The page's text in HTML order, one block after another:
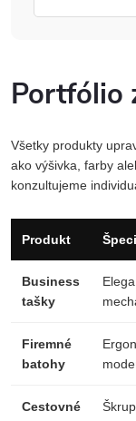
Portfólio
Všetky produkty
ako výšivka, farby
konzultujeme
Produkt
Business
tašky
Firemné
batohy
Cestovné